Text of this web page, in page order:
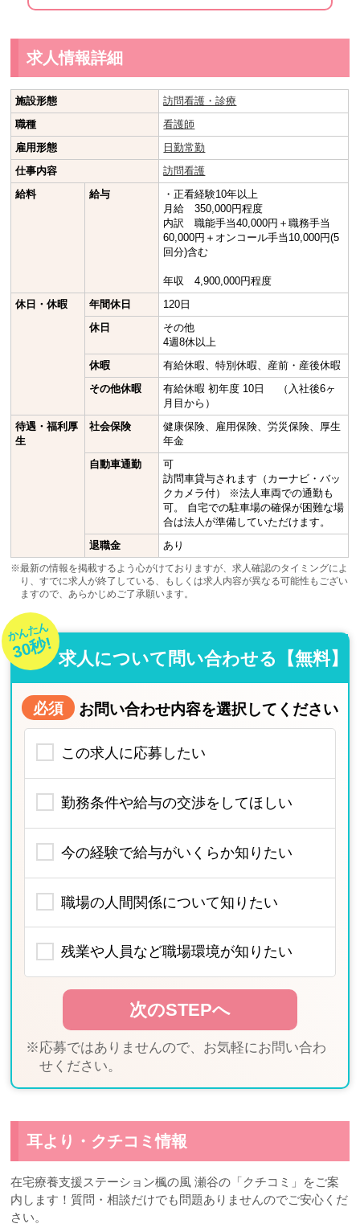
求人情報詳細
施設形態
訪問看護・診療
職種
看護師
雇用形態
日勤常勤
仕事内容
訪問看護
給料
給与
・正看経験10年以上
月給 350,000円程度
内訳 職能手当40,000円＋職務手当
60,000円＋オンコール手当10,000円(5
回分)含む
年収 4,900,000円程度
休日・休暇
年間休日
120日
休日
その他
4週8休以上
休暇
有給休暇、特別休暇、産前・産後休暇
その他休暇
有給休暇 初年度 10日 （入社後6ヶ
月目から）
待遇・福利厚
生
社会保険
健康保険、雇用保険、労災保険、厚生
年金
自動車通勤
可
訪問車貸与されます（カーナビ・バッ
クカメラ付） ※法人車両での通勤も
可。 自宅での駐車場の確保が困難な場
合は法人が準備していただけます。
退職金
あり
※最新の情報を掲載するよう心がけておりますが、求人確認のタイミングによ
り、すでに求人が終了している、もしくは求人内容が異なる可能性もござい
ますので、あらかじめご了承願います。
かんたん
30秒! 求人について問い合わせる【無料】
必須 お問い合わせ内容を選択してください
この求人に応募したい
勤務条件や給与の交渉をしてほしい
今の経験で給与がいくらか知りたい
職場の人間関係について知りたい
残業や人員など職場環境が知りたい
※応募ではありませんので、お気軽にお問い合わ
せください。
耳より・クチコミ情報
在宅療養支援ステーション楓の風 瀬谷の「クチコミ」をご案
内します！質問・相談だけでも問題ありませんのでご安心くだ
さい。